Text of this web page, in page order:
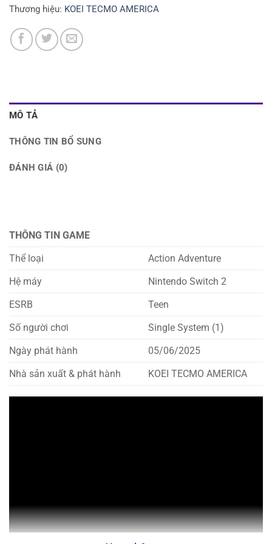
Thương hiệu: KOEI TECMO AMERICA
MÔ TẢ
THÔNG TIN BỔ SUNG
ĐÁNH GIÁ (0)
THÔNG TIN GAME
Thể loại
Action Adventure
Hệ máy
Nintendo Switch 2
ESRB
Teen
Số người chơi
Single System (1)
Ngày phát hành
05/06/2025
Nhà sản xuất & phát hành
KOEI TECMO AMERICA